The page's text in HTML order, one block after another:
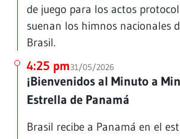
de juego para los actos
suenan los himnos nacionales
Brasil.
4:25 pm31/05/2026
¡Bienvenidos al Minuto a
Estrella de Panamá
Brasil recibe a Panamá en el